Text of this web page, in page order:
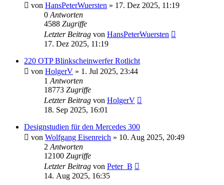
von HansPeterWuersten » 17. Dez 2025, 11:19
0 Antworten
4588 Zugriffe
Letzter Beitrag von HansPeterWuersten
17. Dez 2025, 11:19
220 OTP Blinkscheinwerfer Rotlicht
von HolgerV » 1. Jul 2025, 23:44
1 Antworten
18773 Zugriffe
Letzter Beitrag von HolgerV
18. Sep 2025, 16:01
Designstudien für den Mercedes 300
von Wolfgang Eisenreich » 10. Aug 2025, 20:49
2 Antworten
12100 Zugriffe
Letzter Beitrag von Peter_B
14. Aug 2025, 16:35